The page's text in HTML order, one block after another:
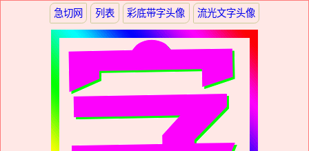
急切网 列表 彩底带字头像 流光文字头像